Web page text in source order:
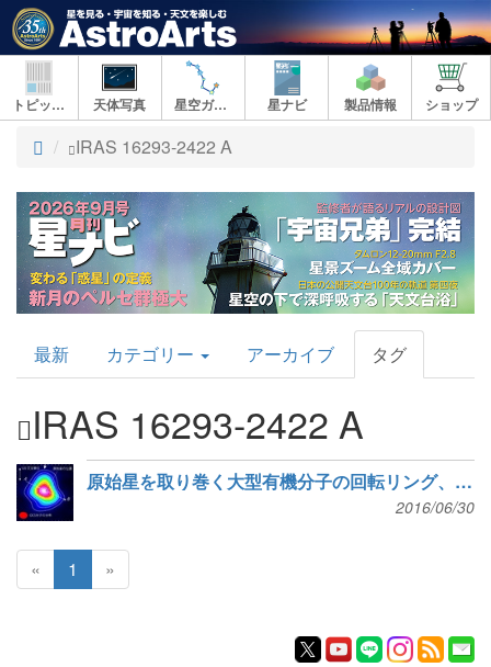
トピックス 天体写真 星空ガイド 星ナビ 製品情報 ショップ
ト
プ
IRAS 16293-2422 A
AstroArts
Topics
最新 カテゴリー アーカイブ タグ
IRAS 16293-2422 A
原始星を取り巻く大型有機分子の回転リング、化学組成に多様性
2016/06/30
« 1 »